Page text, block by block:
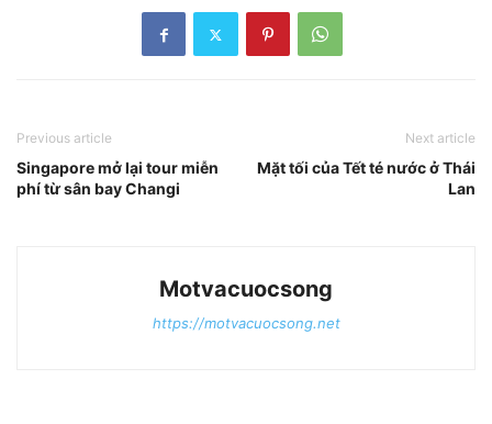
Previous article
Singapore mở lại tour miễn
phí từ sân bay Changi
Next article
Mặt tối của Tết té nước ở Thái
Lan
Motvacuocsong
https://motvacuocsong.net